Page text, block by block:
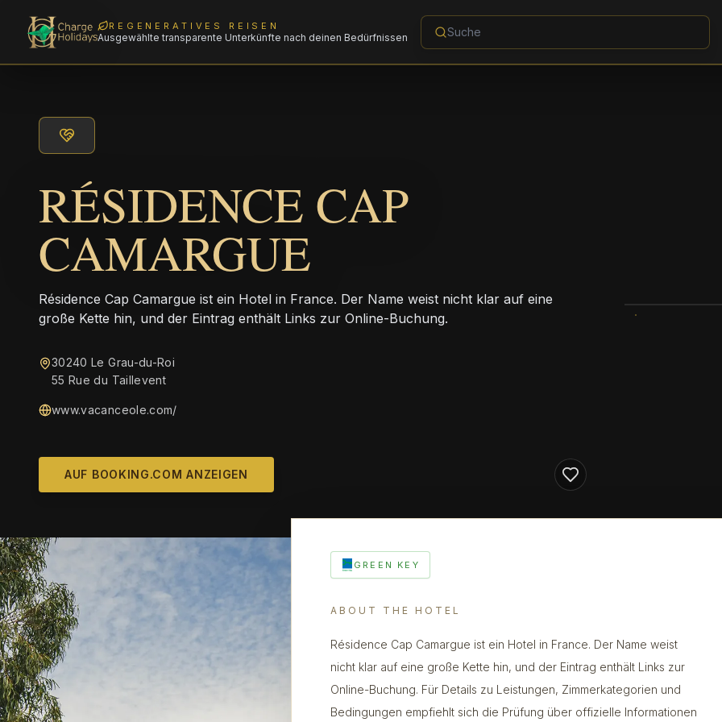
REGENERATIVES REISEN
Ausgewählte transparente Unterkünfte nach deinen Bedürfnissen
RÉSIDENCE CAP
CAMARGUE
Résidence Cap Camargue ist ein Hotel in France. Der Name weist nicht klar auf eine
große Kette hin, und der Eintrag enthält Links zur Online-Buchung.
30240 Le Grau-du-Roi
55 Rue du Taillevent
www.vacanceole.com/
AUF BOOKING.COM ANZEIGEN
GREEN KEY
ABOUT THE HOTEL
Résidence Cap Camargue ist ein Hotel in France. Der Name weist
nicht klar auf eine große Kette hin, und der Eintrag enthält Links zur
Online-Buchung. Für Details zu Leistungen, Zimmerkategorien und
Bedingungen empfiehlt sich die Prüfung über offizielle Informationen